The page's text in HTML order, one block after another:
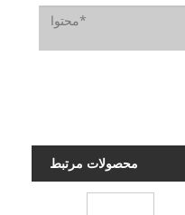
محصولات مرتبط